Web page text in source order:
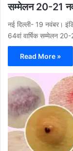
सम्मेलन 20-21
नई दिल्ली- 19 नवंबर।
64वां वार्षिक सम्मेलन
Read More »